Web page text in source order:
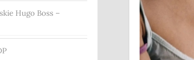
Hugo Boss –